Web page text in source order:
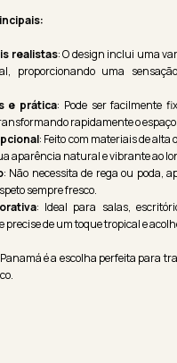
realistas: O design inclui uma
proporcionando uma
e prática: Pode ser facilmente
rapidamente o espaço.
: Feito com materiais de
aparência natural e vibrante ao
: Não necessita de rega ou poda,
sempre fresco.
: Ideal para salas,
de um toque tropical e
é a escolha perfeita para